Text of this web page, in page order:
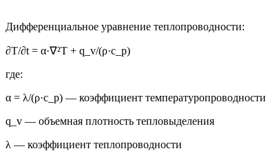
Дифференциальное уравнение теплопроводности:
∂T/∂t = α·∇²T + q_v/(ρ·c_p)
где:
α = λ/(ρ·c_p) — коэффициент температуропроводности
q_v — объемная плотность тепловыделения
λ — коэффициент теплопроводности